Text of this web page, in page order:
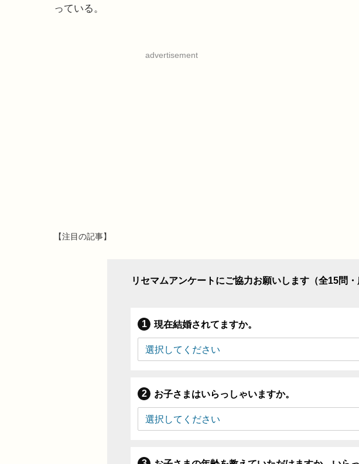
っている。
advertisement
【注目の記事】
リセマムアンケートにご協力お願いします（全15問・
現在結婚されてますか。
お子さまはいらっしゃいますか。